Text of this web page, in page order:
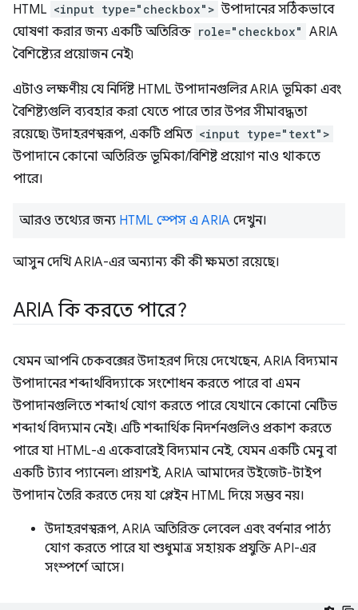
HTML <input type="checkbox"> উপাদানের সঠিকভাবে
ঘোষণা করার জন্য একটি অতিরিক্ত role="checkbox" ARIA
বৈশিষ্ট্যের প্রয়োজন নেই৷
এটাও লক্ষণীয় যে নির্দিষ্ট HTML উপাদানগুলির ARIA ভূমিকা এবং
বৈশিষ্ট্যগুলি ব্যবহার করা যেতে পারে তার উপর সীমাবদ্ধতা
রয়েছে৷ উদাহরণস্বরূপ, একটি প্রমিত <input type="text">
উপাদানে কোনো অতিরিক্ত ভূমিকা/বিশিষ্ট প্রয়োগ নাও থাকতে
পারে।
আরও তথ্যের জন্য HTML স্পেস এ ARIA দেখুন।
আসুন দেখি ARIA-এর অন্যান্য কী কী ক্ষমতা রয়েছে।
ARIA কি করতে পারে?
যেমন আপনি চেকবক্সের উদাহরণ দিয়ে দেখেছেন, ARIA বিদ্যমান
উপাদানের শব্দার্থবিদ্যাকে সংশোধন করতে পারে বা এমন
উপাদানগুলিতে শব্দার্থ যোগ করতে পারে যেখানে কোনো নেটিভ
শব্দার্থ বিদ্যমান নেই। এটি শব্দার্থিক নিদর্শনগুলিও প্রকাশ করতে
পারে যা HTML-এ একেবারেই বিদ্যমান নেই, যেমন একটি মেনু বা
একটি ট্যাব প্যানেল৷ প্রায়শই, ARIA আমাদের উইজেট-টাইপ
উপাদান তৈরি করতে দেয় যা প্লেইন HTML দিয়ে সম্ভব নয়।
উদাহরণস্বরূপ, ARIA অতিরিক্ত লেবেল এবং বর্ণনার পাঠ্য
যোগ করতে পারে যা শুধুমাত্র সহায়ক প্রযুক্তি API-এর
সংস্পর্শে আসে।